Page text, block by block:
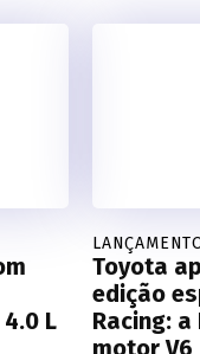
L
Toyota
edição
Racing: a
motor V6